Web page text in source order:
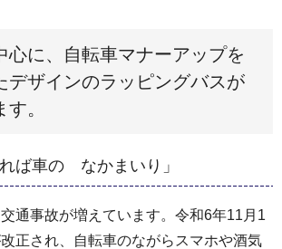
心に、自転車マナーアップを
デザインのラッピングバスが
。
ば車の なかまいり」
通事故が増えています。令和6年11月1
正され、自転車のながらスマホや酒気